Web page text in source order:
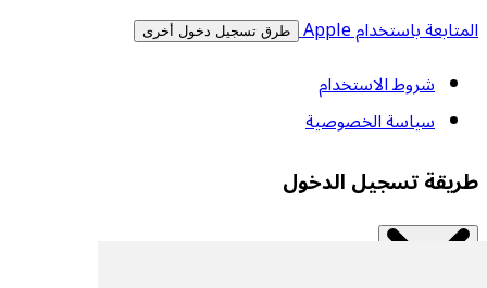
المتابعة باستخدام Apple طرق تسجيل دخول أخرى
شروط الاستخدام
سياسة الخصوصية
طريقة تسجيل الدخول